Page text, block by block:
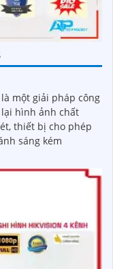
một giải pháp công
hình ảnh chất
sáng kém